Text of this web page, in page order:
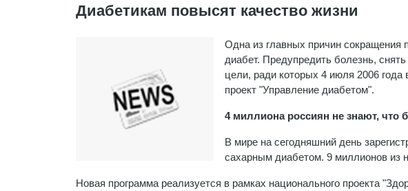
Диабетикам повысят качество жизни
Одна из главных причин сокращения
диабет. Предупредить болезнь,
цели, ради которых 4 июля 2006
проект "Управление диабетом".
4 миллиона россиян не знают, что
В мире на сегодняшний день
сахарным диабетом. 9 миллионов из
Новая программа реализуется в рамках национального проекта